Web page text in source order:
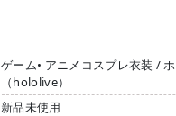
ゲーム• アニメコスプレ衣装 /
（hololive）
新品未使用